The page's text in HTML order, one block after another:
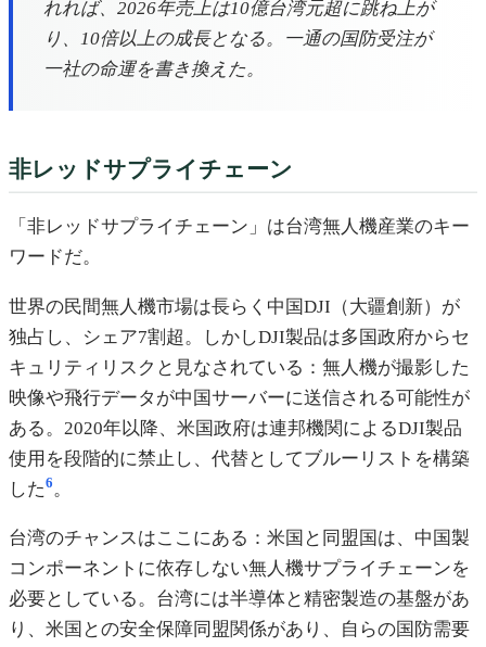
れれば、2026年売上は10億台湾元超に跳ね上が
り、10倍以上の成長となる。一通の国防受注が
一社の命運を書き換えた。
非レッドサプライチェーン
「非レッドサプライチェーン」は台湾無人機産業のキー
ワードだ。
世界の民間無人機市場は長らく中国DJI（大疆創新）が
独占し、シェア7割超。しかしDJI製品は多国政府からセ
キュリティリスクと見なされている：無人機が撮影した
映像や飛行データが中国サーバーに送信される可能性が
ある。2020年以降、米国政府は連邦機関によるDJI製品
使用を段階的に禁止し、代替としてブルーリストを構築
した6 。
台湾のチャンスはここにある：米国と同盟国は、中国製
コンポーネントに依存しない無人機サプライチェーンを
必要としている。台湾には半導体と精密製造の基盤があ
り、米国との安全保障同盟関係があり、自らの国防需要